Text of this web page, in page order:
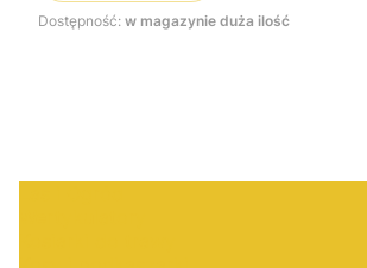
Dostępność: w magazynie duża ilość